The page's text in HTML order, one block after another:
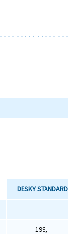
DESKY STANDARD
199,-